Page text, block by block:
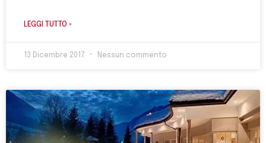
LEGGI TUTTO »
13 Dicembre 2017 Nessun commento